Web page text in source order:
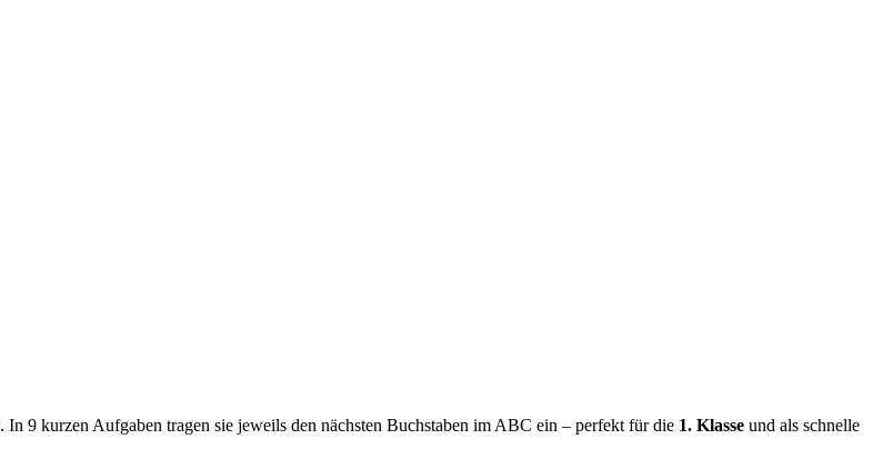
. In 9 kurzen Aufgaben tragen sie jeweils den nächsten Buchstaben im ABC ein – perfekt für die 1. Klasse und als schnelle